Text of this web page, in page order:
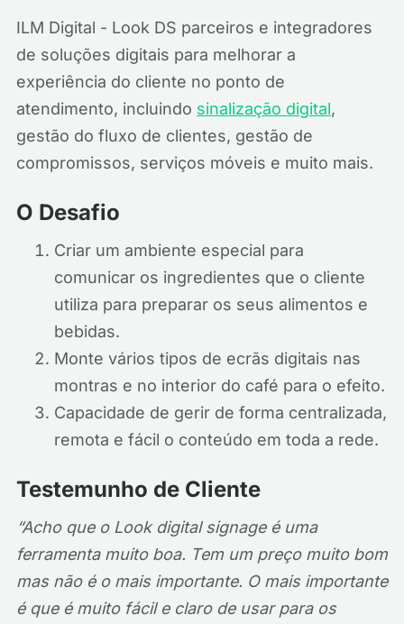
ILM Digital - Look DS parceiros e integradores
de soluções digitais para melhorar a
experiência do cliente no ponto de
atendimento, incluindo sinalização digital,
gestão do fluxo de clientes, gestão de
compromissos, serviços móveis e muito mais.
O Desafio
Criar um ambiente especial para
comunicar os ingredientes que o cliente
utiliza para preparar os seus alimentos e
bebidas.
Monte vários tipos de ecrãs digitais nas
montras e no interior do café para o efeito.
Capacidade de gerir de forma centralizada,
remota e fácil o conteúdo em toda a rede.
Testemunho de Cliente
“Acho que o Look digital signage é uma
ferramenta muito boa. Tem um preço muito bom
mas não é o mais importante. O mais importante
é que é muito fácil e claro de usar para os